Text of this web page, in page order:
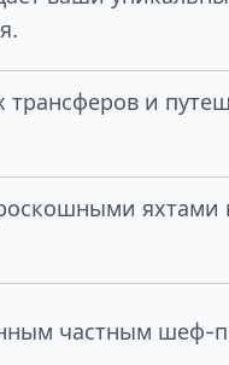
и
яхтами
частным шеф-